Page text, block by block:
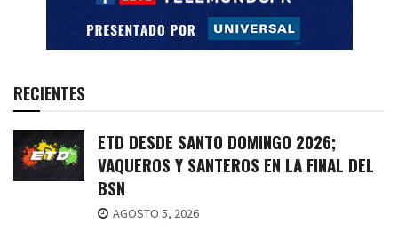
RECIENTES
ETD DESDE SANTO DOMINGO 2026;
VAQUEROS Y SANTEROS EN LA FINAL DEL
BSN
AGOSTO 5, 2026